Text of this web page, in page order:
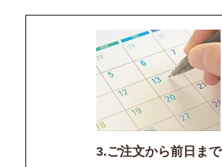
3.ご注文から前日まで